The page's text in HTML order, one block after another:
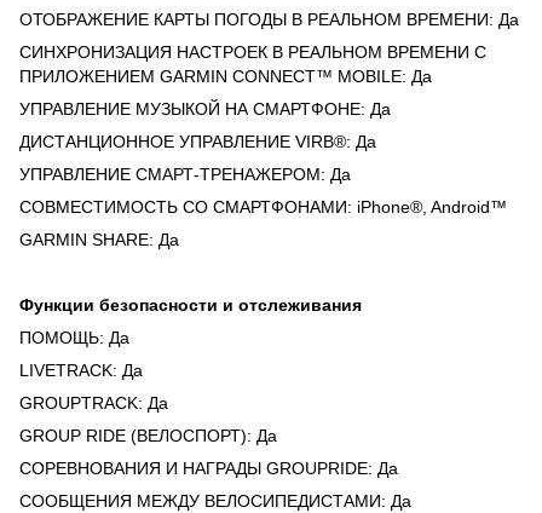
ОТОБРАЖЕНИЕ КАРТЫ ПОГОДЫ В РЕАЛЬНОМ ВРЕМЕНИ: Да
СИНХРОНИЗАЦИЯ НАСТРОЕК В РЕАЛЬНОМ ВРЕМЕНИ С
ПРИЛОЖЕНИЕМ GARMIN CONNECT™ MOBILE: Да
УПРАВЛЕНИЕ МУЗЫКОЙ НА СМАРТФОНЕ: Да
ДИСТАНЦИОННОЕ УПРАВЛЕНИЕ VIRB®: Да
УПРАВЛЕНИЕ СМАРТ-ТРЕНАЖЕРОМ: Да
СОВМЕСТИМОСТЬ СО СМАРТФОНАМИ: iPhone®, Android™
GARMIN SHARE: Да
Функции безопасности и отслеживания
ПОМОЩЬ: Да
LIVETRACK: Да
GROUPTRACK: Да
GROUP RIDE (ВЕЛОСПОРТ): Да
СОРЕВНОВАНИЯ И НАГРАДЫ GROUPRIDE: Да
СООБЩЕНИЯ МЕЖДУ ВЕЛОСИПЕДИСТАМИ: Да